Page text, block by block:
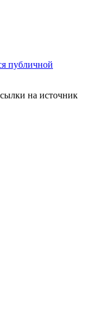
публичной
на источник